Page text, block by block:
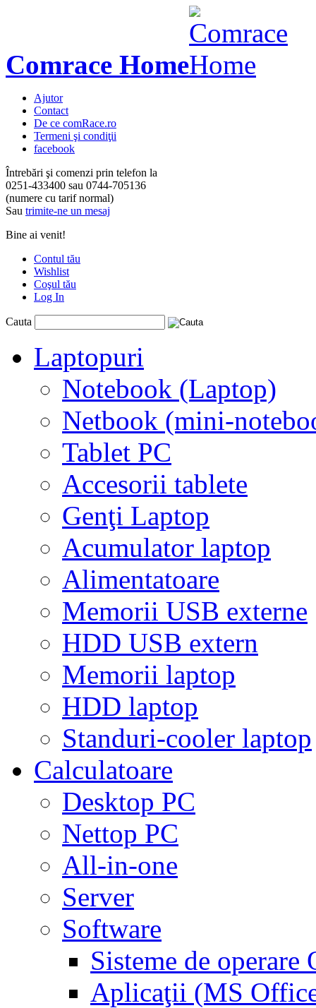
Comrace Home
Ajutor
Contact
De ce comRace.ro
Termeni şi condiţii
facebook
Întrebări şi comenzi prin telefon la
0251-433400 sau 0744-705136
(numere cu tarif normal)
Sau trimite-ne un mesaj
Bine ai venit!
Contul tău
Wishlist
Coşul tău
Log In
Cauta
Laptopuri
Notebook (Laptop)
Netbook (mini-
Tablet PC
Accesorii tablete
Genţi Laptop
Acumulator laptop
Alimentatoare
Memorii USB externe
HDD USB extern
Memorii laptop
HDD laptop
Standuri-cooler laptop
Calculatoare
Desktop PC
Nettop PC
All-in-one
Server
Software
Sisteme de operare
Aplicaţii (MS